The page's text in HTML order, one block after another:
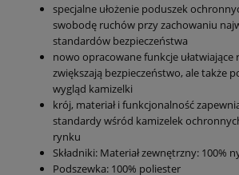
specjalne ułożenie poduszek
swobodę ruchów przy zachowaniu
standardów bezpieczeństwa
nowo opracowane funkcje ułatwiające
zwiększają bezpieczeństwo, ale także
wygląd kamizelki
krój, materiał i funkcjonalność
standardy wśród kamizelek
rynku
Składniki: Materiał zewnętrzny: 100%
Podszewka: 100% poliester